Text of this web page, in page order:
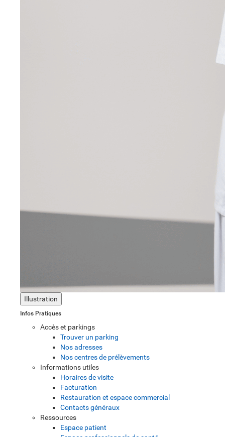
Illustration
Infos Pratiques
Accès et parkings
Trouver un parking
Nos adresses
Nos centres de prélèvements
Informations utiles
Horaires de visite
Facturation
Restauration et espace commercial
Contacts généraux
Ressources
Espace patient